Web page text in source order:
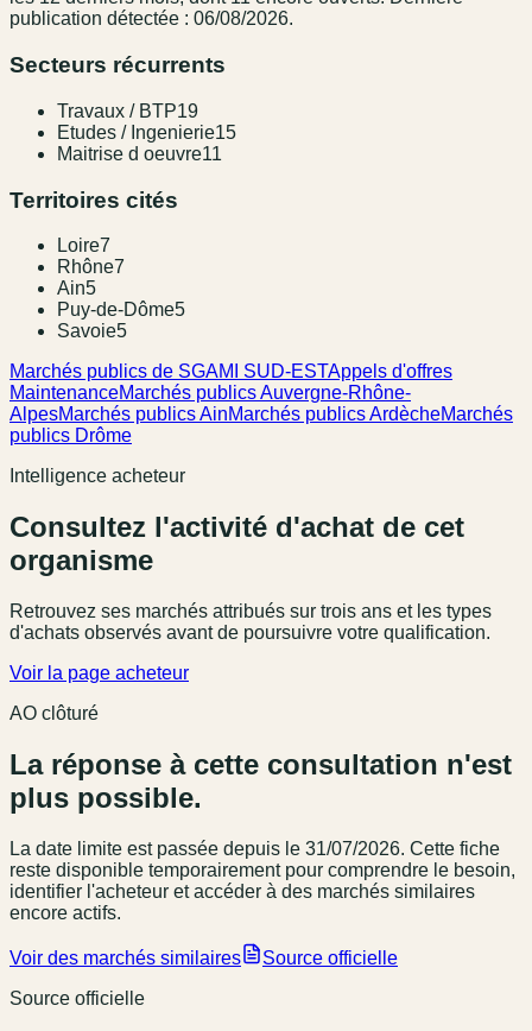
publication détectée : 06/08/2026.
Secteurs récurrents
Travaux / BTP19
Etudes / Ingenierie15
Maitrise d oeuvre11
Territoires cités
Loire7
Rhône7
Ain5
Puy-de-Dôme5
Savoie5
Marchés publics de SGAMI SUD-ESTAppels d'offres
MaintenanceMarchés publics Auvergne-Rhône-
AlpesMarchés publics AinMarchés publics ArdècheMarchés
publics Drôme
Intelligence acheteur
Consultez l'activité d'achat de cet
organisme
Retrouvez ses marchés attribués sur trois ans et les types
d'achats observés avant de poursuivre votre qualification.
Voir la page acheteur
AO clôturé
La réponse à cette consultation n'est
plus possible.
La date limite est passée depuis le 31/07/2026. Cette fiche
reste disponible temporairement pour comprendre le besoin,
identifier l'acheteur et accéder à des marchés similaires
encore actifs.
Voir des marchés similaires
Source officielle
Source officielle